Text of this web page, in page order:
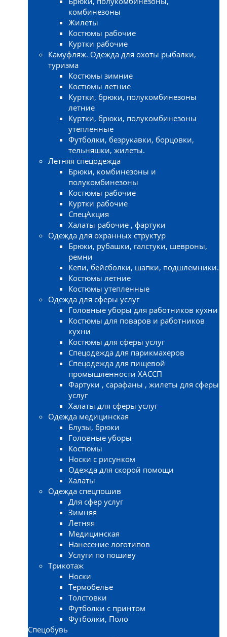
комбинезоны
Жилеты
Костюмы рабочие
Куртки рабочие
Камуфляж. Одежда для охоты рыбалки,
туризма
Костюмы зимние
Костюмы летние
Куртки, брюки, полукомбинезоны
летние
Куртки, брюки, полукомбинезоны
утепленные
Футболки, безрукавки, борцовки,
тельняшки, жилеты.
Летняя спецодежда
Брюки, комбинезоны и
полукомбинезоны
Костюмы рабочие
Куртки рабочие
СпецАкция
Халаты рабочие , фартуки
Одежда для охранных структур
Брюки, рубашки, галстуки, шевроны,
ремни
Кепи, бейсболки, шапки, подшлемники.
Костюмы летние
Костюмы утепленные
Одежда для сферы услуг
Головные уборы для работников кухни
Костюмы для поваров и работников
кухни
Костюмы для сферы услуг
Спецодежда для парикмахеров
Спецодежда для пищевой
промышленности ХАССП
Фартуки , сарафаны , жилеты для сферы
услуг
Халаты для сферы услуг
Одежда медицинская
Блузы, брюки
Головные уборы
Костюмы
Носки с рисунком
Одежда для скорой помощи
Халаты
Одежда спецпошив
Для сфер услуг
Зимняя
Летняя
Медицинская
Нанесение логотипов
Услуги по пошиву
Трикотаж
Носки
Термобелье
Толстовки
Футболки с принтом
Футболки, Поло
Спецобувь